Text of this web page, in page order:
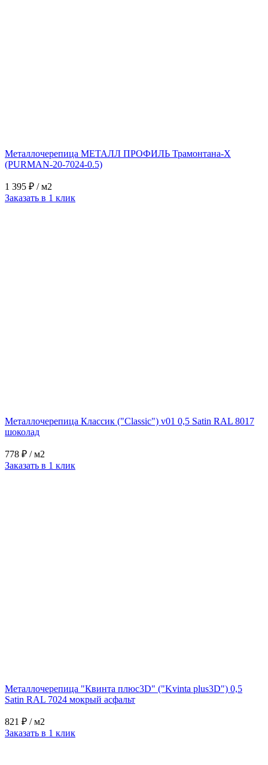
Металлочерепица МЕТАЛЛ ПРОФИЛЬ Трамонтана-X
(PURMAN-20-7024-0.5)
1 395 ₽ / м2
Заказать в 1 клик
Металлочерепица Классик ("Classic") v01 0,5 Satin RAL 8017
шоколад
778 ₽ / м2
Заказать в 1 клик
Металлочерепица "Квинта плюс3D" ("Kvinta plus3D") 0,5
Satin RAL 7024 мокрый асфальт
821 ₽ / м2
Заказать в 1 клик